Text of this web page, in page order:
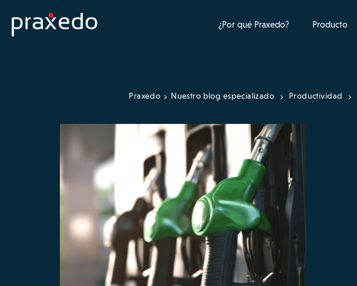
¿Por qué Praxedo? Producto
Praxedo Nuestro blog especializado Productividad